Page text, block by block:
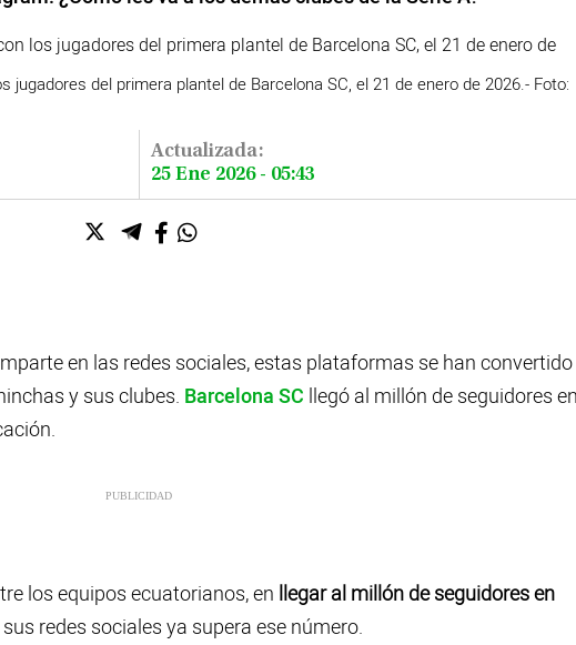
jugadores del primera plantel de Barcelona SC, el 21 de enero de 2026.- Foto
Actualizada:
25 Ene 2026 - 05:43
en las redes sociales, estas plataformas se han convertido
y sus clubes. Barcelona SC llegó al millón de seguidores
los equipos ecuatorianos, en llegar al millón de seguidores en
redes sociales ya supera ese número.